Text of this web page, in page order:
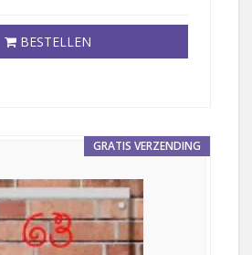
BESTELLEN
GRATIS VERZENDING